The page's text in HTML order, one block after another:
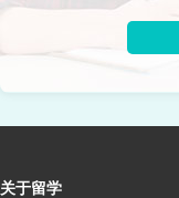
关于留学